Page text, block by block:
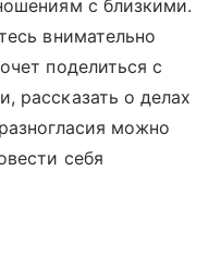
с близкими.
внимательно
поделиться с
рассказать о делах
можно
себя